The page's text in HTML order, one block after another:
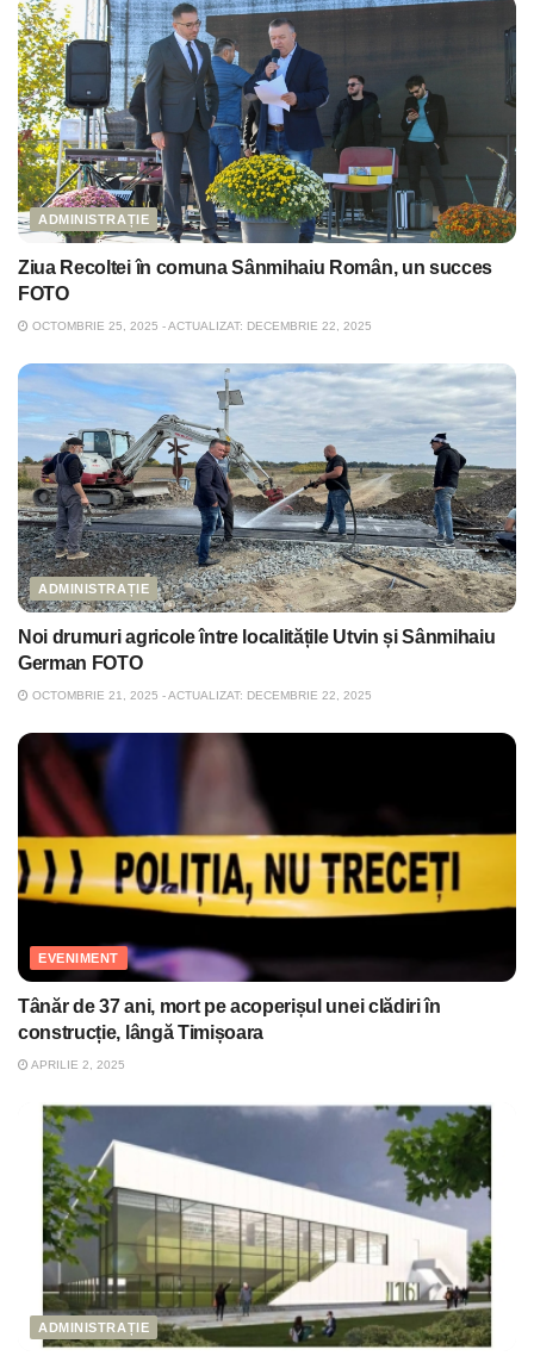
ADMINISTRAȚIE
Ziua Recoltei în comuna Sânmihaiu Român, un succes
FOTO
OCTOMBRIE 25, 2025 - ACTUALIZAT: DECEMBRIE 22, 2025
ADMINISTRAȚIE
Noi drumuri agricole între localitățile Utvin și Sânmihaiu
German FOTO
OCTOMBRIE 21, 2025 - ACTUALIZAT: DECEMBRIE 22, 2025
EVENIMENT
Tânăr de 37 ani, mort pe acoperișul unei clădiri în
construcție, lângă Timișoara
APRILIE 2, 2025
ADMINISTRAȚIE